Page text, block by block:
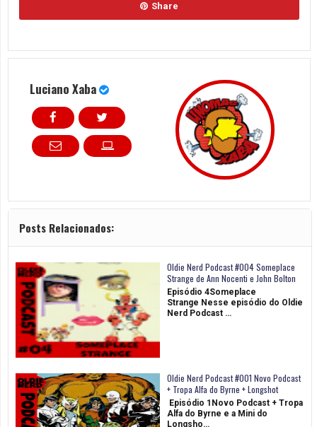
Share
Luciano Xaba
Posts Relacionados:
Oldie Nerd Podcast #004 Someplace
Strange de Ann Nocenti e John Bolton
Episódio 4Someplace
Strange Nesse episódio do Oldie
Nerd Podcast …
Oldie Nerd Podcast #001 Novo Podcast
+ Tropa Alfa do Byrne + Longshot
Episódio 1Novo Podcast + Tropa
Alfa do Byrne e a Mini do
Longsho…